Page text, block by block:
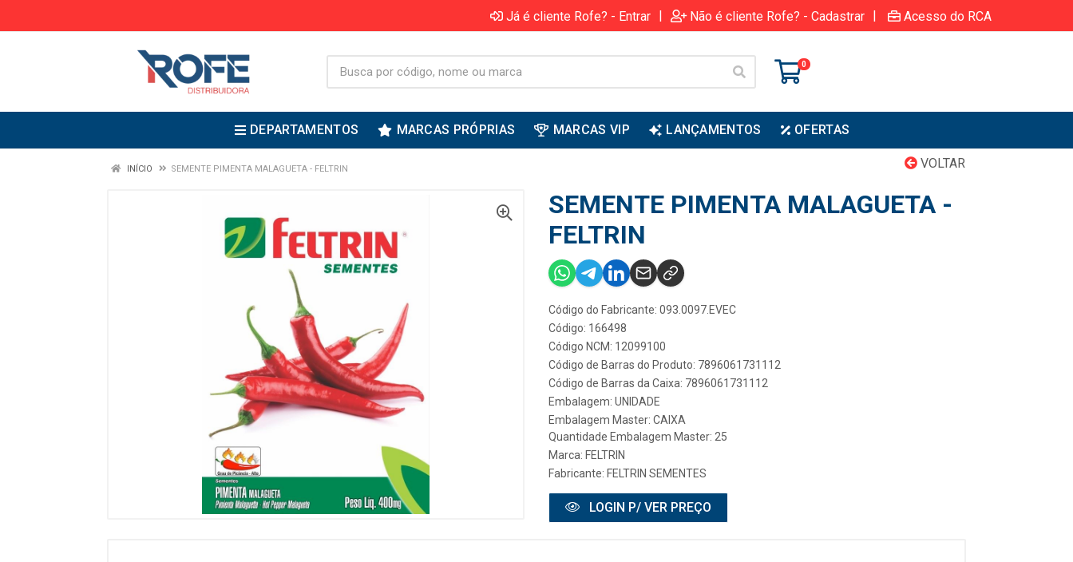
Já é cliente Rofe? - Entrar | Não é cliente Rofe? - Cadastrar | Acesso do RCA
0
DEPARTAMENTOS MARCAS PRÓPRIAS MARCAS VIP LANÇAMENTOS OFERTAS
VOLTAR
INÍCIO SEMENTE PIMENTA MALAGUETA - FELTRIN
SEMENTE PIMENTA MALAGUETA -
FELTRIN
Código do Fabricante: 093.0097.EVEC
Código: 166498
Código NCM: 12099100
Código de Barras do Produto: 7896061731112
Código de Barras da Caixa: 7896061731112
Embalagem: UNIDADE
Embalagem Master: CAIXA
Quantidade Embalagem Master: 25
Marca: FELTRIN
Fabricante: FELTRIN SEMENTES
LOGIN P/ VER PREÇO